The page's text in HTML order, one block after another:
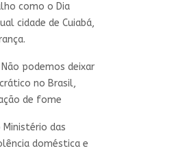
como o Dia
cidade de Cuiabá,
podemos deixar
no Brasil,
de fome
das
doméstica e